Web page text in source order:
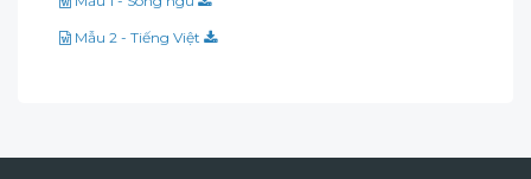
Mẫu 2 - Tiếng Việt